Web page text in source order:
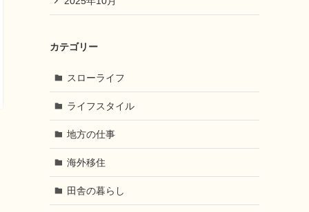
カテゴリー
スローライフ
ライフスタイル
地方の仕事
海外移住
田舎の暮らし